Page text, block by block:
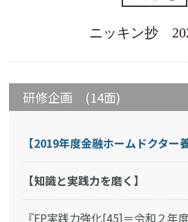
ニッキン抄
研修企画 (14面)
【2019年度金融ホームドクター
【知識と実践力を磨く】
『FP実践力強化[45]＝令和２年